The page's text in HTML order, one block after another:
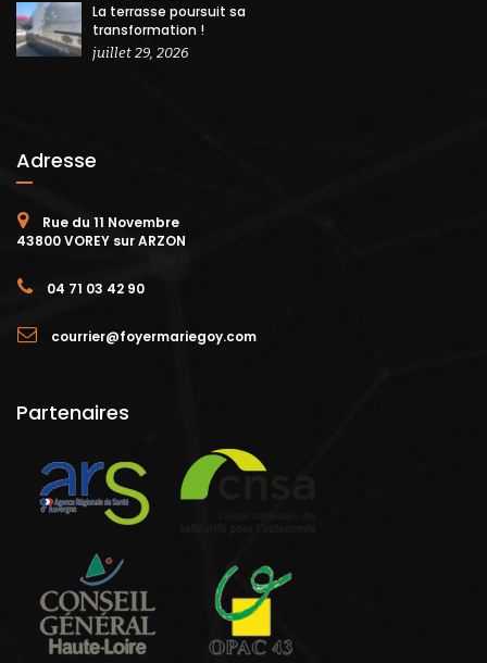
La terrasse poursuit sa
transformation !
juillet 29, 2026
Adresse
Rue du 11 Novembre
43800 VOREY sur ARZON
04 71 03 42 90
courrier@foyermariegoy.com
Partenaires